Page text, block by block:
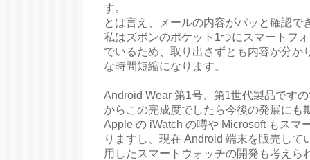
す。
とは言え、メールの内容がパッと確認で
私はズボンのポケット1つにスマートフ
でいるため、取り出さずとも内容が分か
な時間短縮になります。
Android Wear 第1号、第1世代製品です
からこの完成度でしたら今後の発展にも
Apple の iWatch の噂や Microsoft もスマ
りますし、現在 Android 端末を販売して
用したスマートウォッチの開発も考えら